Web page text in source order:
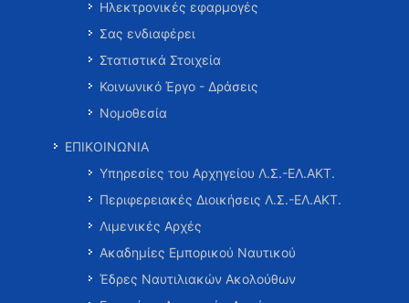
Ηλεκτρονικές εφαρμογές
Σας ενδιαφέρει
Στατιστικά Στοιχεία
Κοινωνικό Έργο - Δράσεις
Νομοθεσία
ΕΠΙΚΟΙΝΩΝΙΑ
Υπηρεσίες του Αρχηγείου Λ.Σ.-ΕΛ.ΑΚΤ.
Περιφερειακές Διοικήσεις Λ.Σ.-ΕΛ.ΑΚΤ.
Λιμενικές Αρχές
Ακαδημίες Εμπορικού Ναυτικού
Έδρες Ναυτιλιακών Ακολούθων